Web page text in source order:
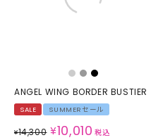
ANGEL WING BORDER BUSTIER
SALE SUMMERセール
¥14,300 ¥10,010 税込